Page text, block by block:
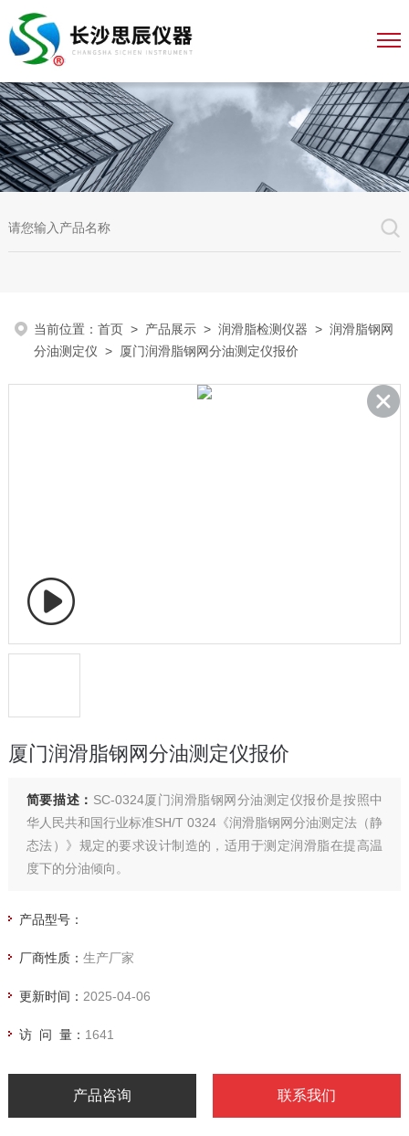
当前位置：首页 > 产品展示 >润滑脂检测仪器 >润滑脂钢网
分油测定仪 > 厦门润滑脂钢网分油测定仪报价
厦门润滑脂钢网分油测定仪报价
简要描述： SC-0324厦门润滑脂钢网分油测定仪报价是按照中
华人民共和国行业标准SH/T 0324《润滑脂钢网分油测定法（静
态法）》规定的要求设计制造的，适用于测定润滑脂在提高温
度下的分油倾向。
产品型号：
厂商性质： 生产厂家
更新时间： 2025-04-06
访 问 量： 1641
产品咨询 联系我们